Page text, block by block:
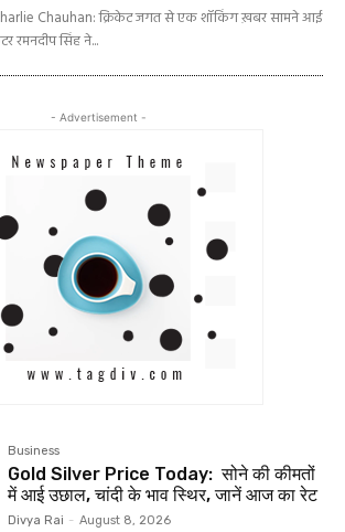
Chauhan: क्रिकेट जगत से एक शॉकिंग ख़बर सामने आई
रमनदीप सिंह ने...
- Advertisement -
Business
Gold Silver Price Today: सोने की कीमतों
में आई उछाल, चांदी के भाव स्थिर, जानें आज का रेट
Divya Rai - August 8, 2026